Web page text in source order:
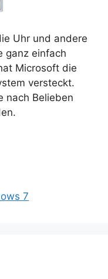
Uhr und andere
ganz einfach
Microsoft die
versteckt.
nach Belieben
7